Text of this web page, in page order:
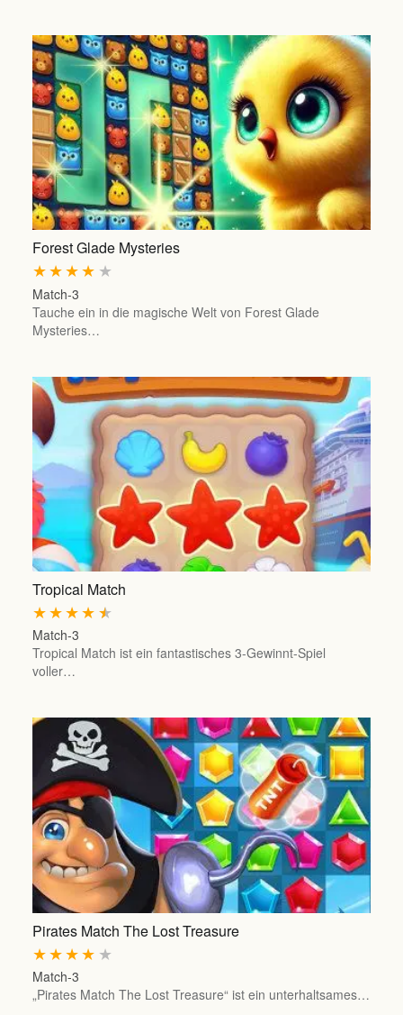
Forest Glade Mysteries
★
★
★
★
★
Match-3
Tauche ein in die magische Welt von Forest Glade
Mysteries…
Tropical Match
★
★
★
★
★
Match-3
Tropical Match ist ein fantastisches 3-Gewinnt-Spiel
voller…
Pirates Match The Lost Treasure
★
★
★
★
★
Match-3
„Pirates Match The Lost Treasure“ ist ein unterhaltsames…